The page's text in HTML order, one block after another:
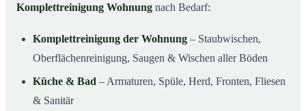
Komplettreinigung Wohnung nach Bedarf:
Komplettreinigung der Wohnung – Staubwischen,
Oberflächenreinigung, Saugen & Wischen aller Böden
Küche & Bad – Armaturen, Spüle, Herd, Fronten, Fliesen
& Sanitär